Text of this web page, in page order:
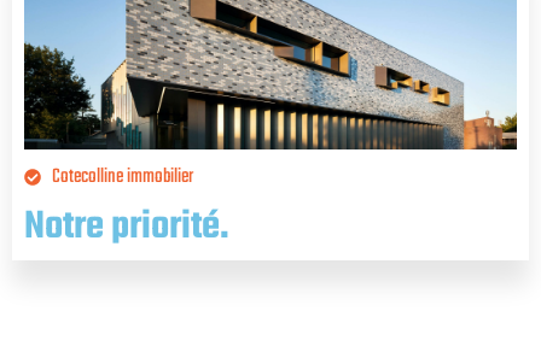
Cotecolline immobilier
Notre priorité.